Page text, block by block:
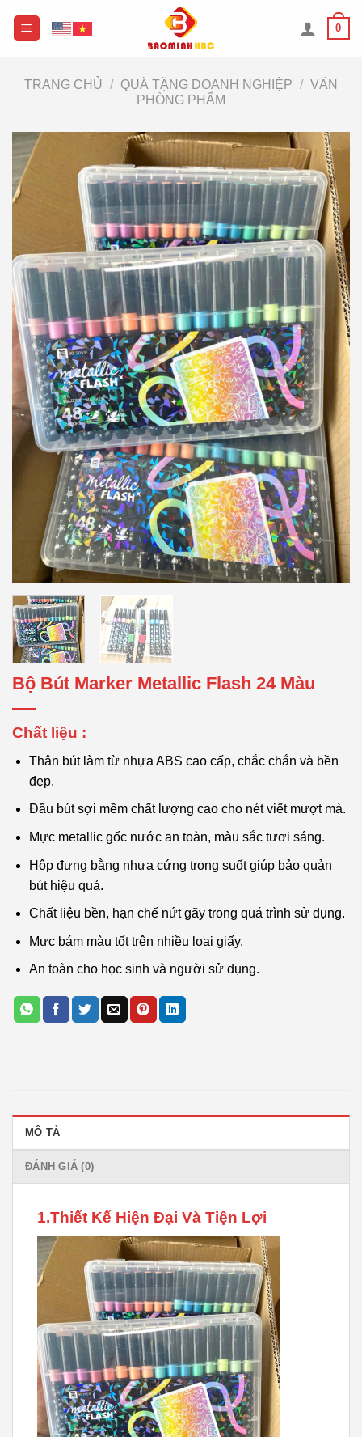
0
TRANG CHỦ / QUÀ TẶNG DOANH NGHIỆP / VĂN
PHÒNG PHẨM
Bộ Bút Marker Metallic Flash 24 Màu
Chất liệu :
Thân bút làm từ nhựa ABS cao cấp, chắc chắn và bền
đẹp.
Đầu bút sợi mềm chất lượng cao cho nét viết mượt mà.
Mực metallic gốc nước an toàn, màu sắc tươi sáng.
Hộp đựng bằng nhựa cứng trong suốt giúp bảo quản
bút hiệu quả.
Chất liệu bền, hạn chế nứt gãy trong quá trình sử dụng.
Mực bám màu tốt trên nhiều loại giấy.
An toàn cho học sinh và người sử dụng.
MÔ TẢ
ĐÁNH GIÁ (0)
1.Thiết Kế Hiện Đại Và Tiện Lợi